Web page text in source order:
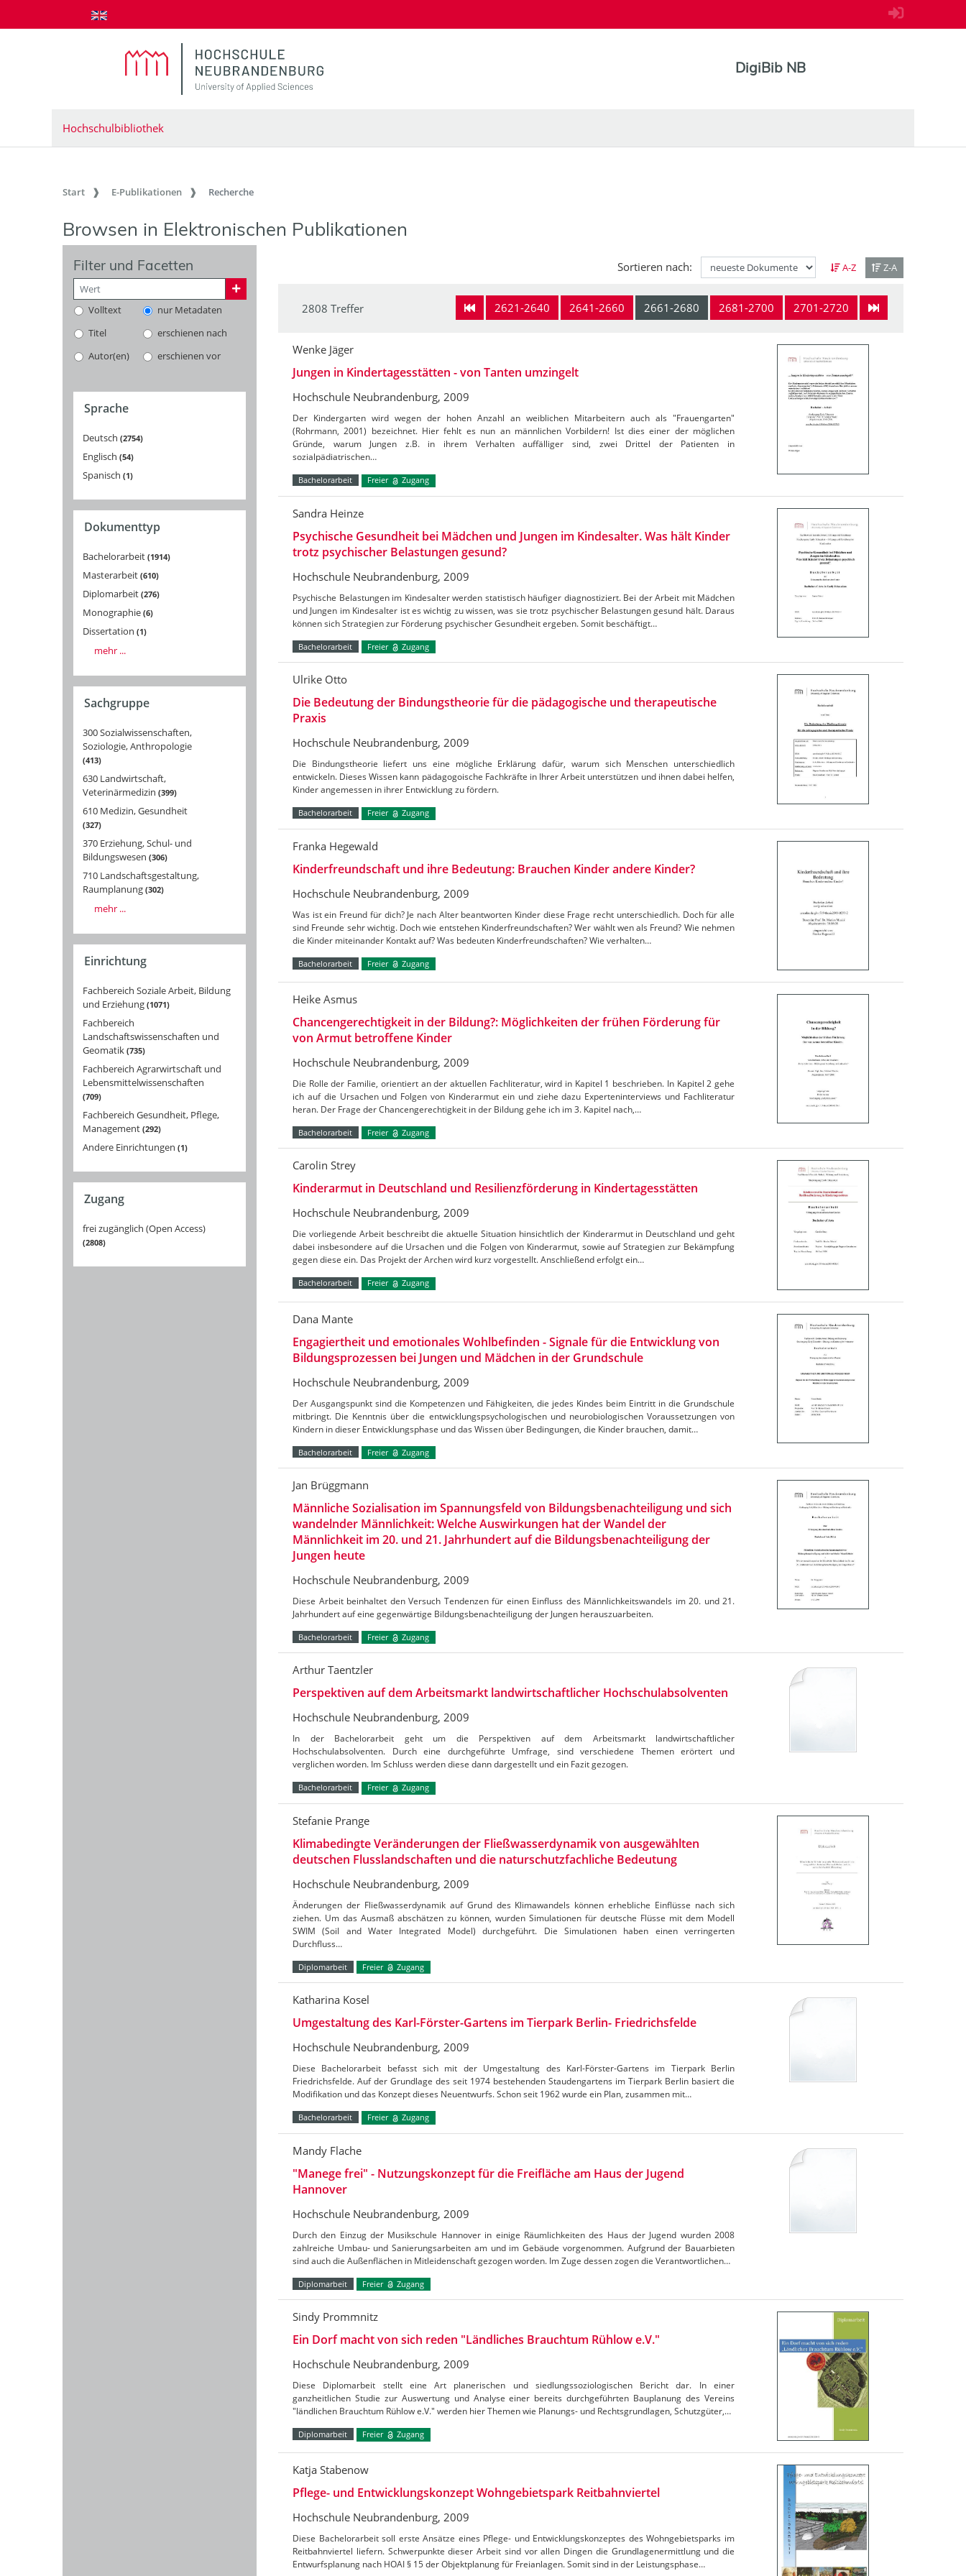
zum Inhalt springen
DigiBib NB
Hochschulbibliothek
Start E-Publikationen Recherche
Browsen in Elektronischen Publikationen
Filter und Facetten
Volltext
nur Metadaten
Titel
erschienen nach
Autor(en)
erschienen vor
Sprache
Deutsch 2754
Englisch 54
Spanisch 1
Dokumenttyp
Bachelorarbeit 1914
Masterarbeit 610
Diplomarbeit 276
Monographie 6
Dissertation 1
mehr ...
Sachgruppe
300 Sozialwissenschaften,
Soziologie, Anthropologie
413
630 Landwirtschaft,
Veterinärmedizin 399
610 Medizin, Gesundheit
327
370 Erziehung, Schul- und
Bildungswesen 306
710 Landschaftsgestaltung,
Raumplanung 302
mehr ...
Einrichtung
Fachbereich Soziale Arbeit, Bildung
und Erziehung 1071
Fachbereich
Landschaftswissenschaften und
Geomatik 735
Fachbereich Agrarwirtschaft und
Lebensmittelwissenschaften
709
Fachbereich Gesundheit, Pflege,
Management 292
Andere Einrichtungen 1
Zugang
frei zugänglich (Open Access)
2808
Sortieren nach: A-Z Z-A
2621-2640 2641-2660 2661-2680 2681-2700 2701-2720
2808 Treffer
Wenke Jäger
Jungen in Kindertagesstätten - von Tanten umzingelt
Hochschule Neubrandenburg, 2009
Der Kindergarten wird wegen der hohen Anzahl an weiblichen Mitarbeitern auch als "Frauengarten"
(Rohrmann, 2001) bezeichnet. Hier fehlt es nun an männlichen Vorbildern! Ist dies einer der möglichen
Gründe, warum Jungen z.B. in ihrem Verhalten auffälliger sind, zwei Drittel der Patienten in
sozialpädiatrischen…
Bachelorarbeit Freier Zugang
Sandra Heinze
Psychische Gesundheit bei Mädchen und Jungen im Kindesalter. Was hält Kinder
trotz psychischer Belastungen gesund?
Hochschule Neubrandenburg, 2009
Psychische Belastungen im Kindesalter werden statistisch häufiger diagnostiziert. Bei der Arbeit mit Mädchen
und Jungen im Kindesalter ist es wichtig zu wissen, was sie trotz psychischer Belastungen gesund hält. Daraus
können sich Strategien zur Förderung psychischer Gesundheit ergeben. Somit beschäftigt…
Bachelorarbeit Freier Zugang
Ulrike Otto
Die Bedeutung der Bindungstheorie für die pädagogische und therapeutische
Praxis
Hochschule Neubrandenburg, 2009
Die Bindungstheorie liefert uns eine mögliche Erklärung dafür, warum sich Menschen unterschiedlich
entwickeln. Dieses Wissen kann pädagogoische Fachkräfte in Ihrer Arbeit unterstützen und ihnen dabei helfen,
Kinder angemessen in ihrer Entwicklung zu fördern.
Bachelorarbeit Freier Zugang
Franka Hegewald
Kinderfreundschaft und ihre Bedeutung: Brauchen Kinder andere Kinder?
Hochschule Neubrandenburg, 2009
Was ist ein Freund für dich? Je nach Alter beantworten Kinder diese Frage recht unterschiedlich. Doch für alle
sind Freunde sehr wichtig. Doch wie entstehen Kinderfreundschaften? Wer wählt wen als Freund? Wie nehmen
die Kinder miteinander Kontakt auf? Was bedeuten Kinderfreundschaften? Wie verhalten…
Bachelorarbeit Freier Zugang
Heike Asmus
Chancengerechtigkeit in der Bildung?: Möglichkeiten der frühen Förderung für
von Armut betroffene Kinder
Hochschule Neubrandenburg, 2009
Die Rolle der Familie, orientiert an der aktuellen Fachliteratur, wird in Kapitel 1 beschrieben. In Kapitel 2 gehe
ich auf die Ursachen und Folgen von Kinderarmut ein und ziehe dazu Experteninterviews und Fachliteratur
heran. Der Frage der Chancengerechtigkeit in der Bildung gehe ich im 3. Kapitel nach,…
Bachelorarbeit Freier Zugang
Carolin Strey
Kinderarmut in Deutschland und Resilienzförderung in Kindertagesstätten
Hochschule Neubrandenburg, 2009
Die vorliegende Arbeit beschreibt die aktuelle Situation hinsichtlich der Kinderarmut in Deutschland und geht
dabei insbesondere auf die Ursachen und die Folgen von Kinderarmut, sowie auf Strategien zur Bekämpfung
gegen diese ein. Das Projekt der Archen wird kurz vorgestellt. Anschließend erfolgt ein…
Bachelorarbeit Freier Zugang
Dana Mante
Engagiertheit und emotionales Wohlbefinden - Signale für die Entwicklung von
Bildungsprozessen bei Jungen und Mädchen in der Grundschule
Hochschule Neubrandenburg, 2009
Der Ausgangspunkt sind die Kompetenzen und Fähigkeiten, die jedes Kindes beim Eintritt in die Grundschule
mitbringt. Die Kenntnis über die entwicklungspsychologischen und neurobiologischen Voraussetzungen von
Kindern in dieser Entwicklungsphase und das Wissen über Bedingungen, die Kinder brauchen, damit…
Bachelorarbeit Freier Zugang
Jan Brüggmann
Männliche Sozialisation im Spannungsfeld von Bildungsbenachteiligung und sich
wandelnder Männlichkeit: Welche Auswirkungen hat der Wandel der
Männlichkeit im 20. und 21. Jahrhundert auf die Bildungsbenachteiligung der
Jungen heute
Hochschule Neubrandenburg, 2009
Diese Arbeit beinhaltet den Versuch Tendenzen für einen Einfluss des Männlichkeitswandels im 20. und 21.
Jahrhundert auf eine gegenwärtige Bildungsbenachteiligung der Jungen herauszuarbeiten.
Bachelorarbeit Freier Zugang
Arthur Taentzler
Perspektiven auf dem Arbeitsmarkt landwirtschaftlicher Hochschulabsolventen
Hochschule Neubrandenburg, 2009
In der Bachelorarbeit geht um die Perspektiven auf dem Arbeitsmarkt landwirtschaftlicher
Hochschulabsolventen. Durch eine durchgeführte Umfrage, sind verschiedene Themen erörtert und
verglichen worden. Im Schluss werden diese dann dargestellt und ein Fazit gezogen.
Bachelorarbeit Freier Zugang
Stefanie Prange
Klimabedingte Veränderungen der Fließwasserdynamik von ausgewählten
deutschen Flusslandschaften und die naturschutzfachliche Bedeutung
Hochschule Neubrandenburg, 2009
Änderungen der Fließwasserdynamik auf Grund des Klimawandels können erhebliche Einflüsse nach sich
ziehen. Um das Ausmaß abschätzen zu können, wurden Simulationen für deutsche Flüsse mit dem Modell
SWIM (Soil and Water Integrated Model) durchgeführt. Die Simulationen haben einen verringerten
Durchfluss…
Diplomarbeit Freier Zugang
Katharina Kosel
Umgestaltung des Karl-Förster-Gartens im Tierpark Berlin- Friedrichsfelde
Hochschule Neubrandenburg, 2009
Diese Bachelorarbeit befasst sich mit der Umgestaltung des Karl-Förster-Gartens im Tierpark Berlin
Friedrichsfelde. Auf der Grundlage des seit 1974 bestehenden Staudengartens im Tierpark Berlin basiert die
Modifikation und das Konzept dieses Neuentwurfs. Schon seit 1962 wurde ein Plan, zusammen mit…
Bachelorarbeit Freier Zugang
Mandy Flache
"Manege frei" - Nutzungskonzept für die Freifläche am Haus der Jugend
Hannover
Hochschule Neubrandenburg, 2009
Durch den Einzug der Musikschule Hannover in einige Räumlichkeiten des Haus der Jugend wurden 2008
zahlreiche Umbau- und Sanierungsarbeiten am und im Gebäude vorgenommen. Aufgrund der Bauarbieten
sind auch die Außenflächen in Mitleidenschaft gezogen worden. Im Zuge dessen zogen die Verantwortlichen…
Diplomarbeit Freier Zugang
Sindy Prommnitz
Ein Dorf macht von sich reden "Ländliches Brauchtum Rühlow e.V."
Hochschule Neubrandenburg, 2009
Diese Diplomarbeit stellt eine Art planerischen und siedlungssoziologischen Bericht dar. In einer
ganzheitlichen Studie zur Auswertung und Analyse einer bereits durchgeführten Bauplanung des Vereins
"ländlichen Brauchtum Rühlow e.V." werden hier Themen wie Planungs- und Rechtsgrundlagen, Schutzgüter,…
Diplomarbeit Freier Zugang
Katja Stabenow
Pflege- und Entwicklungskonzept Wohngebietspark Reitbahnviertel
Hochschule Neubrandenburg, 2009
Diese Bachelorarbeit soll erste Ansätze eines Pflege- und Entwicklungskonzeptes des Wohngebietsparks im
Reitbahnviertel liefern. Schwerpunkte dieser Arbeit sind vor allen Dingen die Grundlagenermittlung und die
Entwurfsplanung nach HOAI § 15 der Objektplanung für Freianlagen. Somit sind in der Leistungsphase…